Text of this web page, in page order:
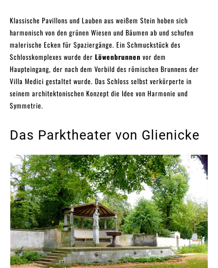
Klassische Pavillons und Lauben aus weißem Stein hoben sich
harmonisch von den grünen Wiesen und Bäumen ab und schufen
malerische Ecken für Spaziergänge. Ein Schmuckstück des
Schlosskomplexes wurde der Löwenbrunnen vor dem
Haupteingang, der nach dem Vorbild des römischen Brunnens der
Villa Medici gestaltet wurde. Das Schloss selbst verkörperte in
seinem architektonischen Konzept die Idee von Harmonie und
Symmetrie.
Das Parktheater von Glienicke